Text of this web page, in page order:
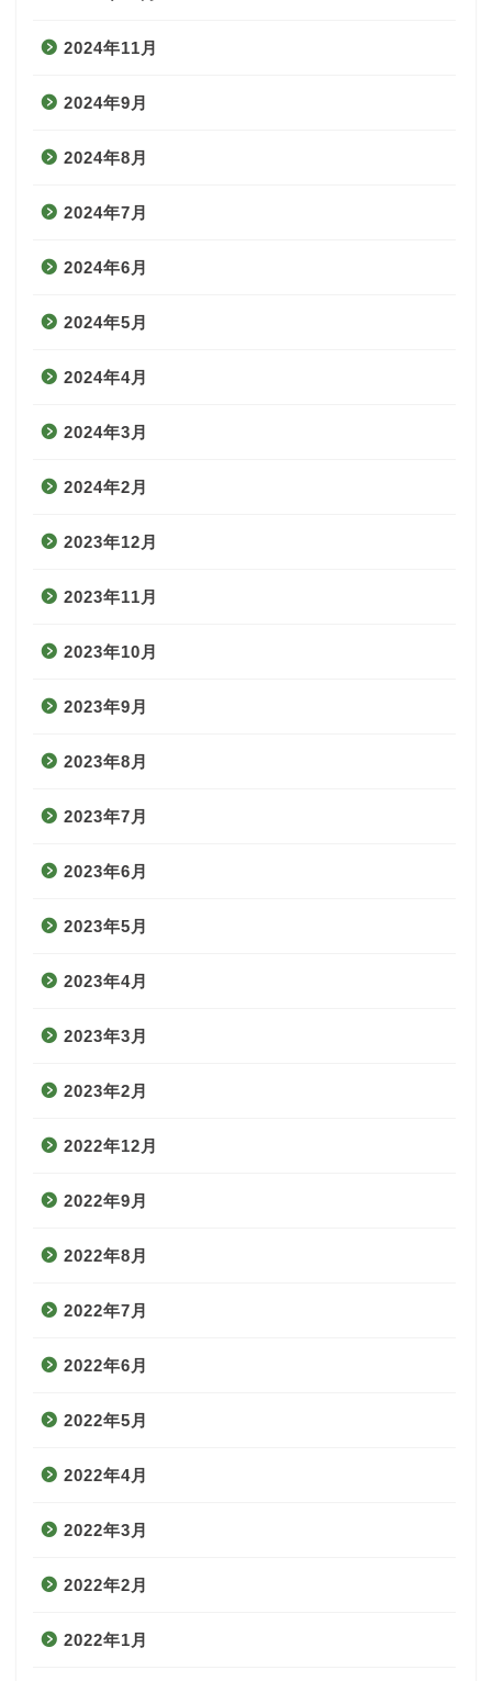
2024年11月
2024年9月
2024年8月
2024年7月
2024年6月
2024年5月
2024年4月
2024年3月
2024年2月
2023年12月
2023年11月
2023年10月
2023年9月
2023年8月
2023年7月
2023年6月
2023年5月
2023年4月
2023年3月
2023年2月
2022年12月
2022年9月
2022年8月
2022年7月
2022年6月
2022年5月
2022年4月
2022年3月
2022年2月
2022年1月